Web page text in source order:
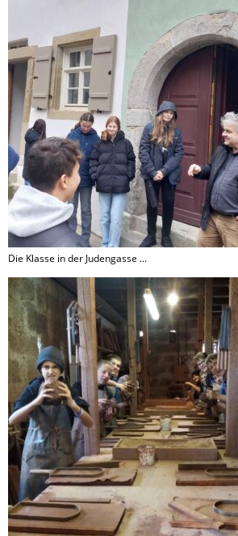
Die Klasse in der Judengasse ...